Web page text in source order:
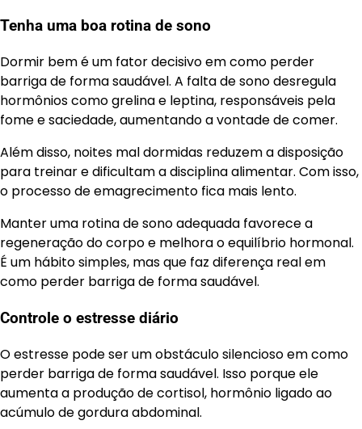
Tenha uma boa rotina de sono
Dormir bem é um fator decisivo em como perder
barriga de forma saudável. A falta de sono desregula
hormônios como grelina e leptina, responsáveis pela
fome e saciedade, aumentando a vontade de comer.
Além disso, noites mal dormidas reduzem a disposição
para treinar e dificultam a disciplina alimentar. Com isso,
o processo de emagrecimento fica mais lento.
Manter uma rotina de sono adequada favorece a
regeneração do corpo e melhora o equilíbrio hormonal.
É um hábito simples, mas que faz diferença real em
como perder barriga de forma saudável.
Controle o estresse diário
O estresse pode ser um obstáculo silencioso em como
perder barriga de forma saudável. Isso porque ele
aumenta a produção de cortisol, hormônio ligado ao
acúmulo de gordura abdominal.